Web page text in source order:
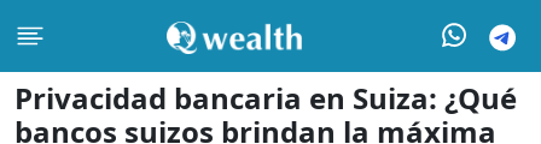
Privacidad bancaria en Suiza: ¿Qué
bancos suizos brindan la máxima